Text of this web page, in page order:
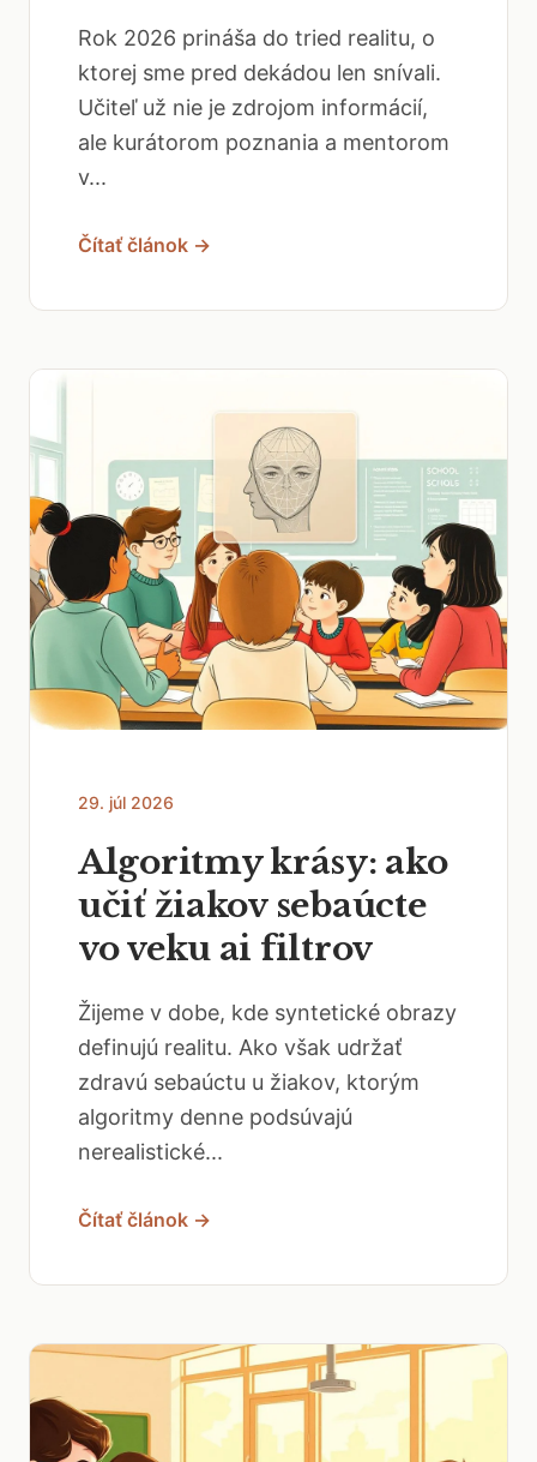
Rok 2026 prináša do tried realitu, o
ktorej sme pred dekádou len snívali.
Učiteľ už nie je zdrojom informácií,
ale kurátorom poznania a mentorom
v...
Čítať článok →
29. júl 2026
Algoritmy krásy: ako
učiť žiakov sebaúcte
vo veku ai filtrov
Žijeme v dobe, kde syntetické obrazy
definujú realitu. Ako však udržať
zdravú sebaúctu u žiakov, ktorým
algoritmy denne podsúvajú
nerealistické...
Čítať článok →